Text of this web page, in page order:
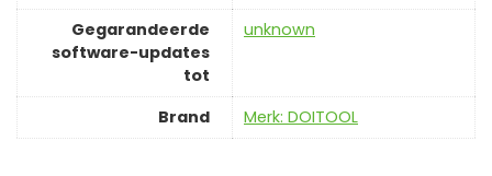
Gegarandeerde
software-updates
tot
‎unknown
Brand Merk: DOITOOL